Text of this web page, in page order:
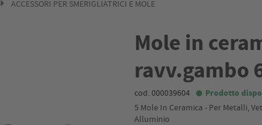
ACCESSORI PER SMERIGLIATRICI E MOLE
Mole in
ravv.gambo
cod. 000039604 Prodotto
5 Mole In Ceramica - Per Metalli,
Alluminio